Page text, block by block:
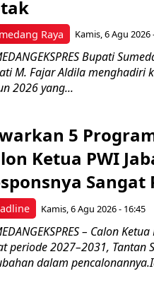
Raya Kamis, 6 Agu 2026
Bupati
M. Fajar Aldila menghadiri
2026 yang...
5
Ketua PWI
Sangat
Kamis, 6 Agu 2026 - 16:45
– Calon
periode 2027–2031, Tantan
dalam